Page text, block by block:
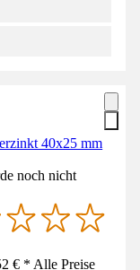
40x25 mm
noch nicht
€ * Alle Preise